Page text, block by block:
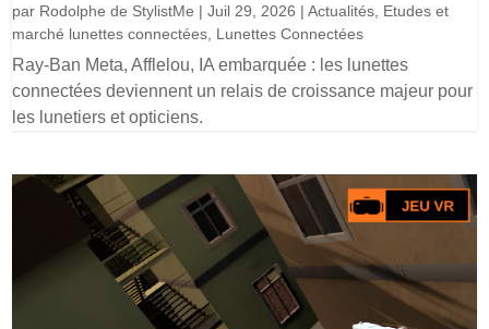
par Rodolphe de StylistMe |Juil 29, 2026 |Actualités Etudes et
marché lunettes connectées Lunettes Connectées
Ray-Ban Meta, Afflelou, IA embarquée : les lunettes
connectées deviennent un relais de croissance majeur pour
les lunetiers et opticiens.